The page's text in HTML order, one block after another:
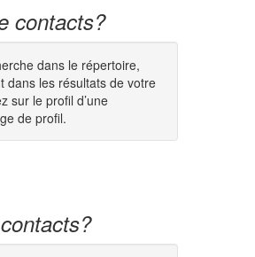
contacts?
dans le répertoire,
dans les résultats de votre
sur le profil d’une
de profil.